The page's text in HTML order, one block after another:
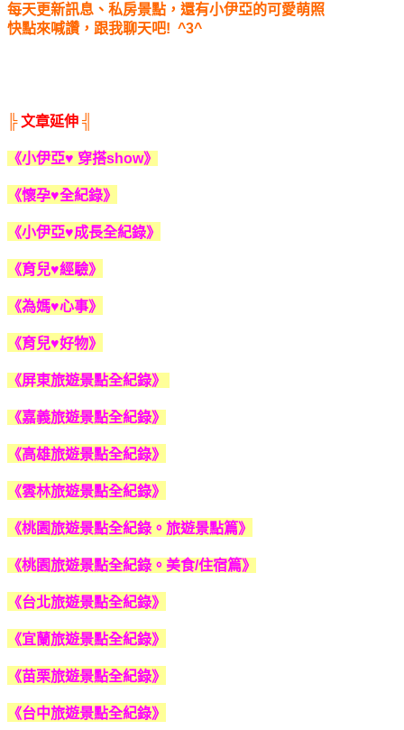
每天更新訊息、私房景點，還有小伊亞的可愛萌照
快點來喊讚，跟我聊天吧! ^3^
╠文章延伸 ╣
《小伊亞♥ 穿搭show》
《懷孕♥全紀錄》
《小伊亞♥成長全紀錄》
《育兒♥經驗》
《為媽♥心事》
《育兒♥好物》
《屏東旅遊景點全紀錄》
《嘉義旅遊景點全紀錄》
《高雄旅遊景點全紀錄》
《雲林旅遊景點全紀錄》
《桃園旅遊景點全紀錄。旅遊景點篇》
《桃園旅遊景點全紀錄。美食/住宿篇》
《台北旅遊景點全紀錄》
《宜蘭旅遊景點全紀錄》
《苗栗旅遊景點全紀錄》
《台中旅遊景點全紀錄》